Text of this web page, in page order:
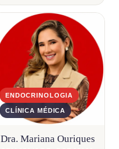
ENDOCRINOLOGIA
CLÍNICA MÉDICA
Dra. Mariana Ouriques